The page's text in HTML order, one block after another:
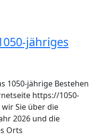
jähriges
1050-jährige Bestehen
https://1050-
Sie über die
2026 und die
Orts